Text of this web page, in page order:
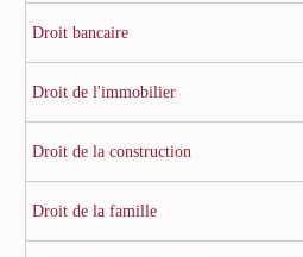
Droit bancaire
Droit de l'immobilier
Droit de la construction
Droit de la famille